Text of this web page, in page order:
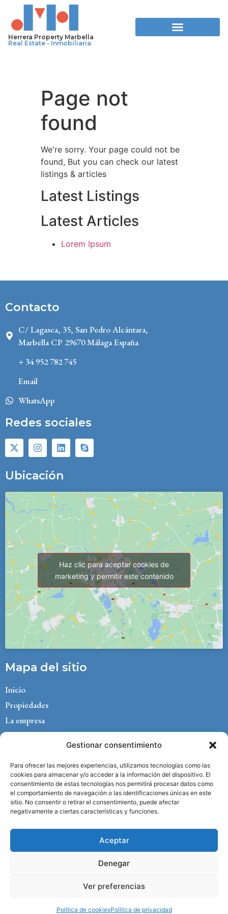
Gestionar consentimiento
Para ofrecer las mejores experiencias, utilizamos tecnologías como las
cookies para almacenar y/o acceder a la información del dispositivo. El
consentimiento de estas tecnologías nos permitirá procesar datos como
el comportamiento de navegación o las identificaciones únicas en este
sitio. No consentir o retirar el consentimiento, puede afectar
negativamente a ciertas características y funciones.
Aceptar
Denegar
Ver preferencias
Política de cookiesPolítica de privacidad
Herrera Property Marbella
Real Estate - Inmobiliaria
Page not
found
We're sorry. Your page could not be
found, But you can check our latest
listings & articles
Latest Listings
Latest Articles
Lorem Ipsum
Contacto
C/ Lagasca, 35, San Pedro Alcántara,
Marbella CP 29670 Málaga España
+ 34 952 782 745
Email
WhatsApp
Redes sociales
Ubicación
Haz clic para aceptar cookies de
marketing y permitir este contenido
Mapa del sitio
Inicio
Propiedades
La empresa
Management
Blog
Contacto
Aviso legal
Política de privacidad
Política de cookies
Copyright © 2025 Herrera Property Marbella –